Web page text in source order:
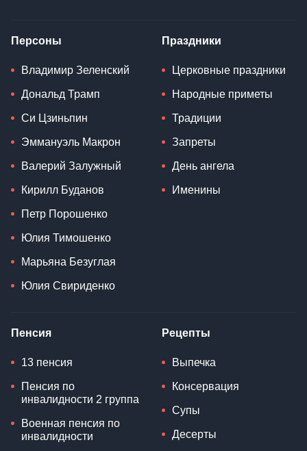
Персоны
Владимир Зеленский
Дональд Трамп
Си Цзиньпин
Эммануэль Макрон
Валерий Залужный
Кирилл Буданов
Петр Порошенко
Юлия Тимошенко
Марьяна Безуглая
Юлия Свириденко
Праздники
Церковные праздники
Народные приметы
Традиции
Запреты
День ангела
Именины
Пенсия
13 пенсия
Пенсия по
инвалидности 2 группа
Военная пенсия по
инвалидности
Рецепты
Выпечка
Консервация
Супы
Десерты